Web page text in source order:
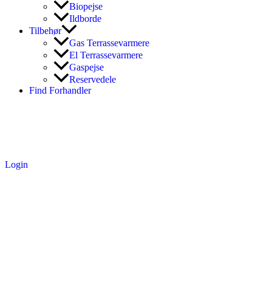
Biopejse
Ildborde
Tilbehør
Gas Terrassevarmere
El Terrassevarmere
Gaspejse
Reservedele
Find Forhandler
Login